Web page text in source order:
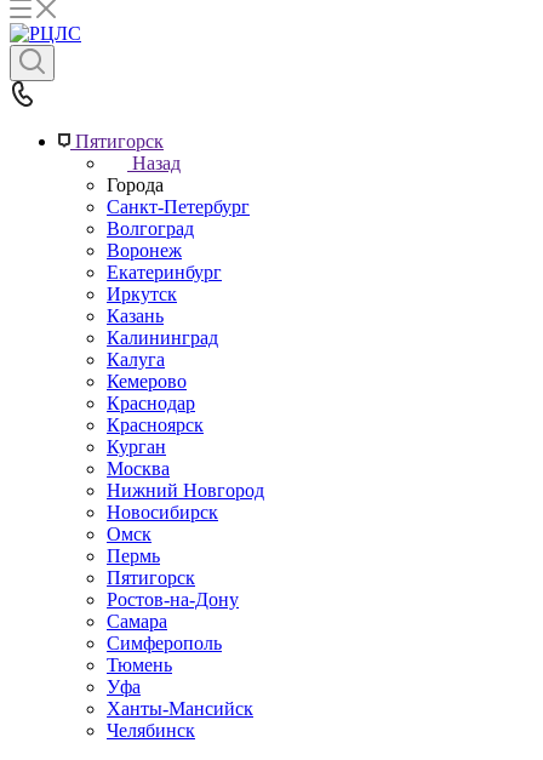
Пятигорск
Назад
Города
Санкт-Петербург
Волгоград
Воронеж
Екатеринбург
Иркутск
Казань
Калининград
Калуга
Кемерово
Краснодар
Красноярск
Курган
Москва
Нижний Новгород
Новосибирск
Омск
Пермь
Пятигорск
Ростов-на-Дону
Самара
Симферополь
Тюмень
Уфа
Ханты-Мансийск
Челябинск